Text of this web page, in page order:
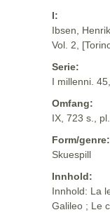
I:
Ibsen,
Vol. 2,
Serie:
I millenni.
Omfang:
IX, 723 s.,
Form/genre:
Skuespill
Innhold:
Innhold: La
Galileo ; Le